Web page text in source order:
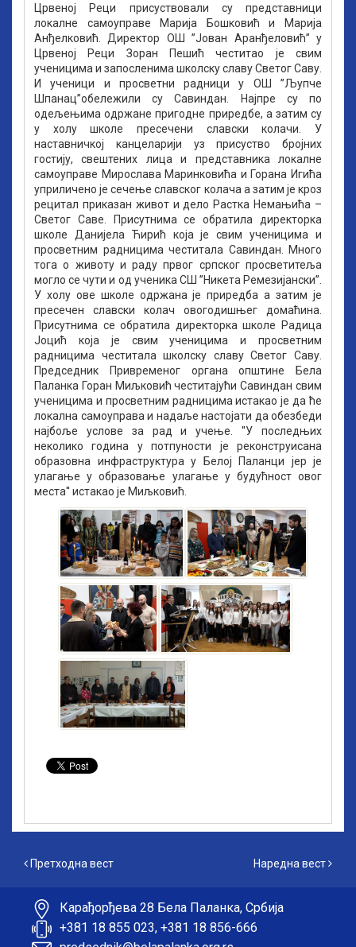
Црвеној Реци присуствовали су представници
локалне самоуправе Марија Бошковић и Марија
Анђелковић. Директор ОШ ’’Јован Аранђеловић’’ у
Црвеној Реци Зоран Пешић честитао је свим
ученицима и запосленима школску славу Светог Саву.
И ученици и просветни радници у ОШ ’’Љупче
Шпанац’’обележили су Савиндан. Најпре су по
одељењима одржане пригодне приредбе, а затим су
у холу школе пресечени славски колачи. У
наставничкој канцеларији уз присуство бројних
гостију, свештених лица и представника локалне
самоуправе Мирослава Маринковића и Горана Игића
уприличено је сечење славског колача а затим је кроз
рецитал приказан живот и дело Растка Немањића –
Светог Саве. Присутнима се обратила директорка
школе Данијела Ћирић која је свим ученицима и
просветним радницима честитала Савиндан. Много
тога о животу и раду првог српског просветитеља
могло се чути и од ученика СШ ’’Никета Ремезијански’’.
У холу ове школе одржана је приредба а затим је
пресечен славски колач овогодишњег домаћина.
Присутнима се обратила директорка школе Радица
Јоцић која је свим ученицима и просветним
радницима честитала школску славу Светог Саву.
Председник Привременог органа општине Бела
Паланка Горан Миљковић честитајући Савиндан свим
ученицима и просветним радницима истакао је да ће
локална самоуправа и надаље настојати да обезбеди
најбоље услове за рад и учење. ''У последњих
неколико година у потпуности је реконструисана
образовна инфраструктура у Белој Паланци јер је
улагање у образовање улагање у будућност овог
места'' истакао је Миљковић.
Претходна вест Наредна вест
Карађорђева 28 Бела Паланка, Србија
+381 18 855 023, +381 18 856-666